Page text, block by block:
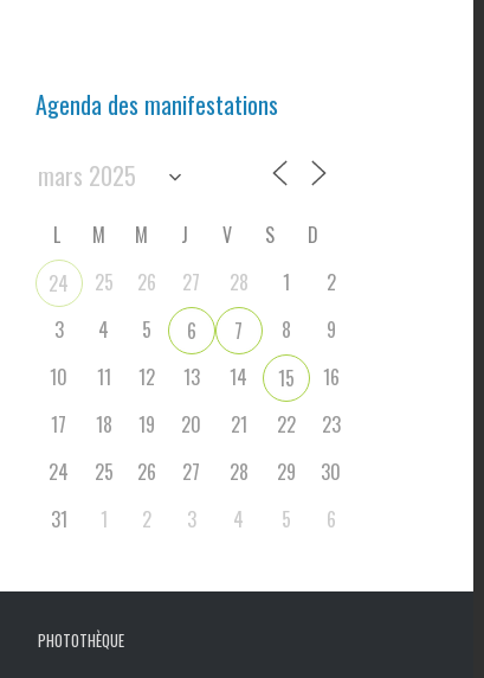
Agenda des manifestations
L M M J V S
D
24
25 26 27 28 1
2
3
4 5 6 7 8
9
10
11 12 13 14 15
16
17
18 19 20 21 22
23
24
25 26 27 28 29
30
31
1 2 3 4 5 6
PHOTOTHÈQUE